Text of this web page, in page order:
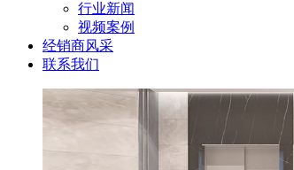
行业新闻
视频案例
经销商风采
联系我们